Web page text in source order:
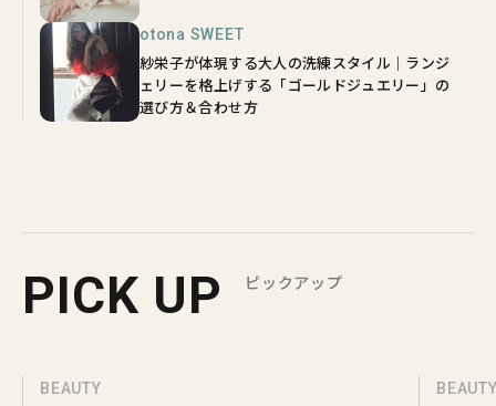
otona SWEET
紗栄子が体現する大人の洗練スタイル｜ランジ
ェリーを格上げする「ゴールドジュエリー」の
選び方＆合わせ方
PICK UP ピックアップ
BEAUTY